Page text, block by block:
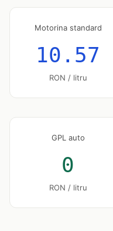
Motorina standard
10.57
RON / litru
GPL auto
0
RON / litru